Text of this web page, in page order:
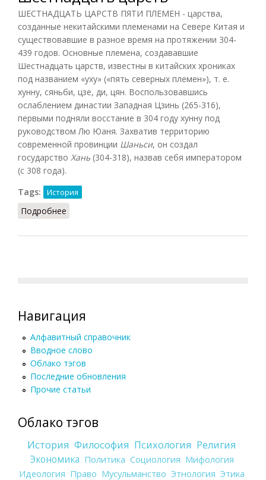
ШЕСТНАДЦАТЬ ЦАРСТВ ПЯТИ ПЛЕМЕН - царства,
созданные некитайскими племенами на Севере Китая и
существовавшие в разное время на протяжении 304-
439 годов. Основные племена, создававшие
Шестнадцать царств, известны в китайских хрониках
под названием «уху» («пять северных племен»), т. е.
хунну, сяньби, цзе, ди, цян. Воспользовавшись
ослаблением династии Западная Цзинь (265-316),
первыми подняли восстание в 304 году хунну под
руководством Лю Юаня. Захватив территорию
современной провинции Шаньси, он создал
государство Хань (304-318), назвав себя императором
(с 308 года).
Tags:
История
Подробнее
Навигация
Алфавитный справочник
Вводное слово
Облако тэгов
Последние обновления
Прочие статьи
Облако тэгов
История Философия Психология Религия
Экономика Политика Социология Мифология
Идеология Право Мусульманство Этнология Этика